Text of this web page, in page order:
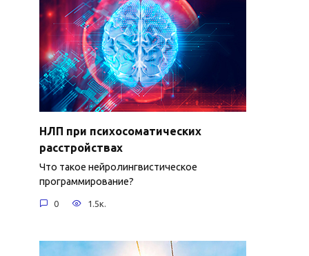
НЛП при психосоматических
расстройствах
Что такое нейролингвистическое
программирование?
0 1.5к.